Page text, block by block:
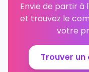
Envie de partir à
et trouvez le
votre
Trouver